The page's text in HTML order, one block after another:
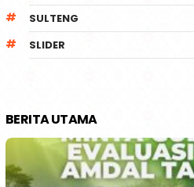
SULTENG
SLIDER
BERITA UTAMA